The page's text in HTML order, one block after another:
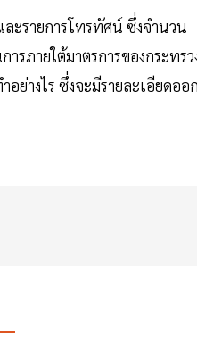
รายการโทรทัศน์ ซึ่งจำนวน
ภายใต้มาตรการของกระทรว
ย่างไร ซึ่งจะมีรายละเอียดออ